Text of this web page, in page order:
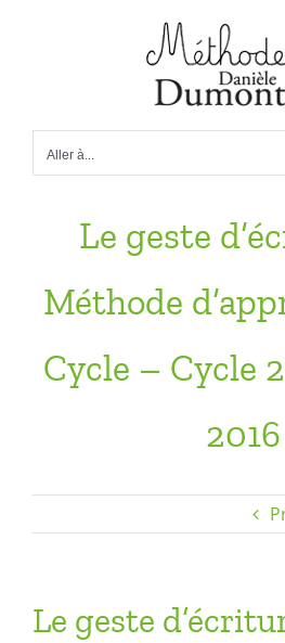
Aller à...
Le geste
Méthode
Cycle – Cycle
2016
Le geste